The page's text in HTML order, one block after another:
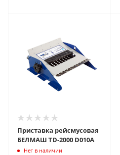
Приставка рейсмусовая
БЕЛМАШ TD-2000 D010A
Нет в наличии